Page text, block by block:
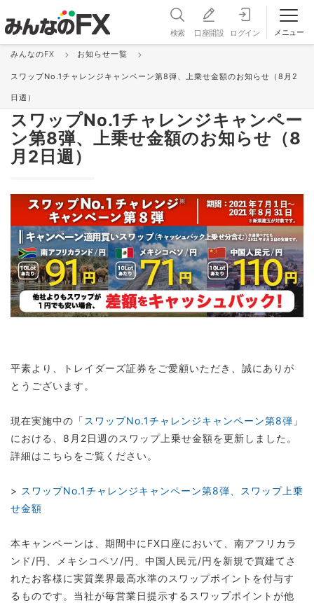
検索 口座開設 ログイン メニュー
お知らせ＆更新情報 一覧
みんなのFX お知らせ一覧
スワップNo.1チャレンジキャンペーン第8弾、上乗せ金額のお知らせ（8月2
日週）
キャンペーン
スワップNo.1チャレンジキャンペー
ン第8弾、上乗せ金額のお知らせ（8
月2日週）
平素より、トレイダーズ証券をご愛顧いただき、誠にありが
とうございます。
現在実施中の「 スワップNo.1チャレンジキャンペーン第8弾 」
における、8月2日週のスワップ上乗せ金額を更新しました。
詳細はこちらをご覧ください。
> スワップNo.1チャレンジキャンペーン第8弾、スワップ上乗
せ金額
本キャンペーンは、期間中にFX口座において、南アフリカラ
ンド/円、メキシコペソ/円、中国人民元/円を新規で買建てさ
れたお客様に実質業界最高水準のスワップポイントを付与す
るものです。当社が毎営業日提示するスワップポイントが他